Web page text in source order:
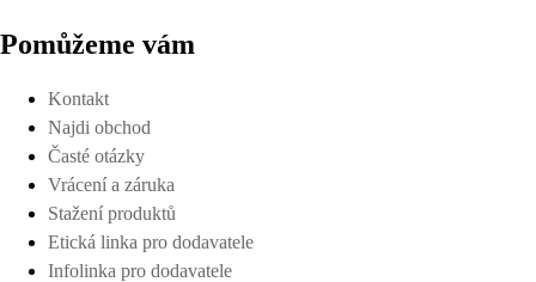
Pomůžeme vám
Kontakt
Najdi obchod
Časté otázky
Vrácení a záruka
Stažení produktů
Etická linka pro dodavatele
Infolinka pro dodavatele